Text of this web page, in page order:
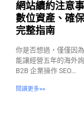
網站續約注意
數位資產、確
完整指南
你是否想過，僅僅因
能讓經營五年的海外
B2B 企業操作 SEO…
閱讀更多>>